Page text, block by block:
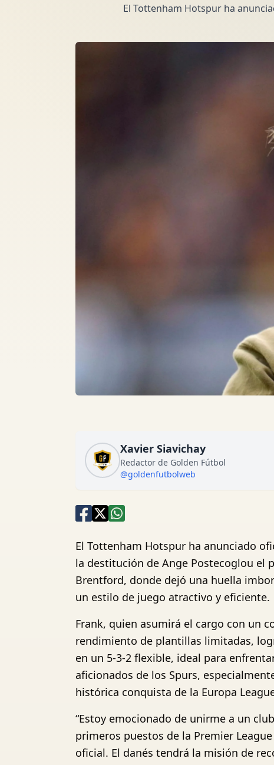
El Tottenham Hotspur ha
Xavier Siavichay
Redactor de Golden Fútbol
@goldenfutbolweb
El Tottenham Hotspur ha anunciado
la destitución de Ange Postecoglou el
Brentford, donde dejó una huella
un estilo de juego atractivo y eficiente.
Frank, quien asumirá el cargo con un
rendimiento de plantillas limitadas,
en un 5-3-2 flexible, ideal para
aficionados de los Spurs,
histórica conquista de la Europa
“Estoy emocionado de unirme a un
primeros puestos de la Premier
oficial. El danés tendrá la misión de